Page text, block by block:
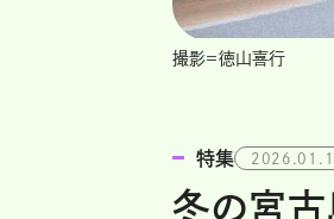
撮影＝徳山喜行
特集
冬の宮古